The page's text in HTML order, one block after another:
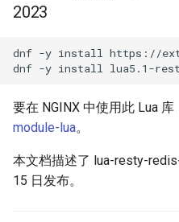
auth-digest
auth-hash
auth-pam
auth-radius
pipeline
script
反馈(Feedback)
GitHub
RHEL 和 CentOS 的 RPM 包
Angie Web Server - 在
RHEL、CentOS、Rocky Linux
2023
dnf -y install
https://
dnf -y install
要在 NGINX 中使用此 Lua
module-lua。
本文档描述了 lua-resty-
15 日发布。